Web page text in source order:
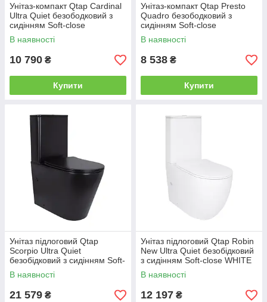
Унітаз-компакт Qtap Cardinal
Ultra Quiet безободковий з
сидінням Soft-close
QT04222168AUQ3W
В наявності
10 790 ₴
Купити
Унітаз-компакт Qtap Presto
Quadro безободковий з
сидінням Soft-close
QT24221215AW
В наявності
8 538 ₴
Купити
Унітаз підлоговий Qtap
Scorpio Ultra Quiet
безобідковий з сидінням Soft-
close MATT BLACK
QT14226088AMB
В наявності
21 579 ₴
Унітаз підлоговий Qtap Robin
New Ultra Quiet безобідковий
з сидінням Soft-close WHITE
QT13226083AW
В наявності
12 197 ₴